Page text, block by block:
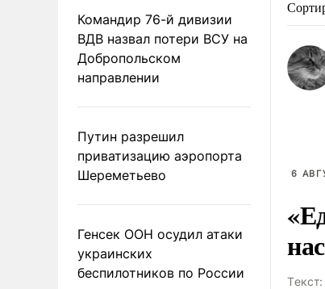
Командир 76-й дивизии
ВДВ назвал потери ВСУ на
Добропольском
направлении
Путин разрешил
приватизацию аэропорта
Шереметьево
Генсек ООН осудил атаки
украинских
беспилотников по России
6
Tекст: